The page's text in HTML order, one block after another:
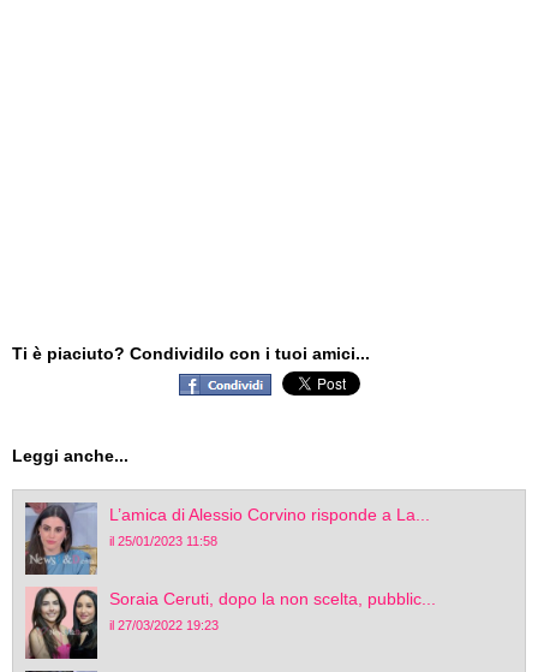
Ti è piaciuto? Condividilo con i tuoi amici...
Leggi anche...
L’amica di Alessio Corvino risponde a La...
il 25/01/2023 11:58
Soraia Ceruti, dopo la non scelta, pubblic...
il 27/03/2022 19:23